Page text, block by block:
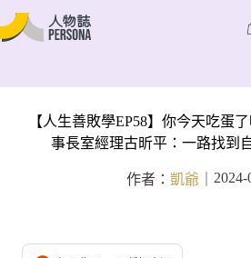
【人生善敗學EP58】你今天吃蛋
事長室經理古昕平：一路找到
作者： 凱爺 2024-